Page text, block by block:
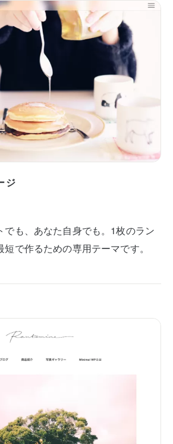
ジ
でも、あなた自身でも。1枚のラン
で作るための専用テーマです。